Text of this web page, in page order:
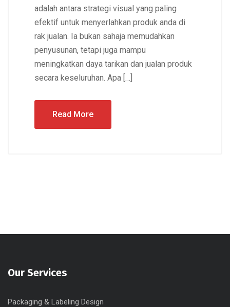
adalah antara strategi visual yang paling
efektif untuk menyerlahkan produk anda di
rak jualan. Ia bukan sahaja memudahkan
penyusunan, tetapi juga mampu
meningkatkan daya tarikan dan jualan produk
secara keseluruhan. Apa […]
Read More
Our Services
Packaging & Labeling Design